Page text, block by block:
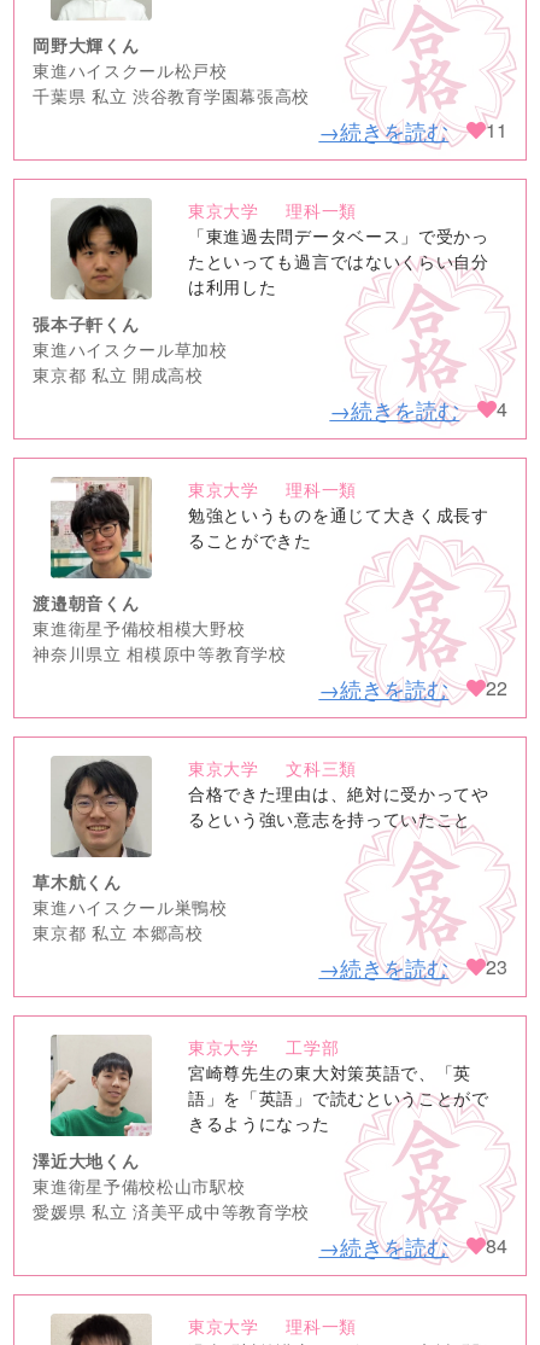
岡野大輝くん
東進ハイスクール松戸校
千葉県 私立 渋谷教育学園幕張高校
→続きを読む 11
no
image
東京大学
理科一類
「東進過去問データベース」で受かっ
たといっても過言ではないくらい自分
は利用した
張本子軒くん
東進ハイスクール草加校
東京都 私立 開成高校
→続きを読む 4
no
image
東京大学
理科一類
勉強というものを通じて大きく成長す
ることができた
渡邉朝音くん
東進衛星予備校相模大野校
神奈川県立 相模原中等教育学校
→続きを読む 22
no
image
東京大学
文科三類
合格できた理由は、絶対に受かってや
るという強い意志を持っていたこと
草木航くん
東進ハイスクール巣鴨校
東京都 私立 本郷高校
→続きを読む 23
no
image
東京大学
工学部
宮崎尊先生の東大対策英語で、「英
語」を「英語」で読むということがで
きるようになった
澤近大地くん
東進衛星予備校松山市駅校
愛媛県 私立 済美平成中等教育学校
→続きを読む 84
東京大学
理科一類